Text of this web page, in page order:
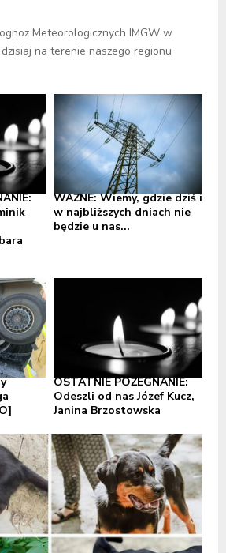
Meteorologicznych IMGW w
na terenie naszego regionu
WAŻNE: Wiemy, gdzie dziś i
w najbliższych dniach nie
będzie u nas...
OSTATNIE POŻEGNANIE:
Odeszli od nas Józef Kucz,
Janina Brzostowska